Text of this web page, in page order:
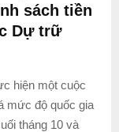
sách tiền
Dự trữ
hiện một cuộc
mức độ quốc gia
tháng 10 và